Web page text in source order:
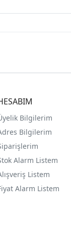
Bilgilerim
Bilgilerim
Alarm Listem
Listem
Alarm Listem